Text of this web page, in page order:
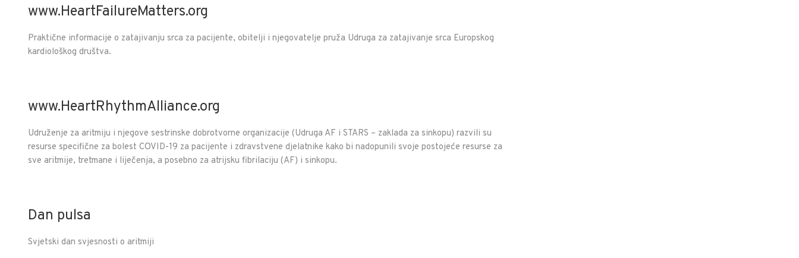
www.HeartFailureMatters.org
Praktične informacije o zatajivanju srca za pacijente, obitelji i njegovatelje pruža Udruga za zatajivanje srca Europskog
kardiološkog društva.
www.HeartRhythmAlliance.org
Udruženje za aritmiju i njegove sestrinske dobrotvorne organizacije (Udruga AF i STARS – zaklada za sinkopu) razvili su
resurse specifične za bolest COVID-19 za pacijente i zdravstvene djelatnike kako bi nadopunili svoje postojeće resurse za
sve aritmije, tretmane i liječenja, a posebno za atrijsku fibrilaciju (AF) i sinkopu.
Dan pulsa
Svjetski dan svjesnosti o aritmiji